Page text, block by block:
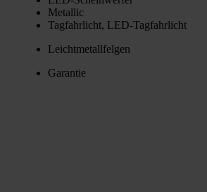
Metal­lic
Tag­fahr­licht, LED-Tag­fahr­licht
Leicht­me­tall­fel­gen
Garan­tie